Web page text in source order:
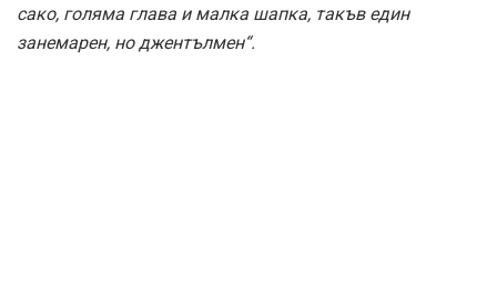
сако, голяма глава и малка шапка, такъв един
занемарен, но джентълмен“.